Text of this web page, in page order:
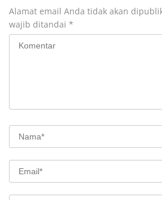
Alamat email Anda tidak akan
wajib ditandai *